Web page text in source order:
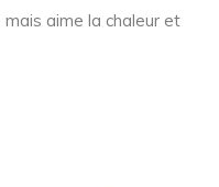
aime la chaleur et